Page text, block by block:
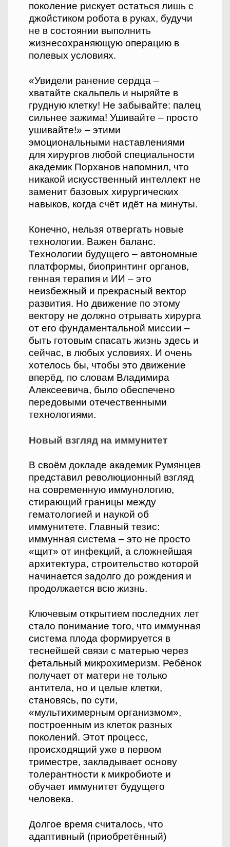
поколение рискует остаться лишь с
джойстиком робота в руках, будучи
не в состоянии выполнить
жизнесохраняющую операцию в
полевых условиях.
«Увидели ранение сердца –
хватайте скальпель и ныряйте в
грудную клетку! Не забывайте: палец
сильнее зажима! Ушивайте – просто
ушивайте!» – этими
эмоциональными наставлениями
для хирургов любой специальности
академик Порханов напомнил, что
никакой искусственный интеллект не
заменит базовых хирургических
навыков, когда счёт идёт на минуты.
Конечно, нельзя отвергать новые
технологии. Важен баланс.
Технологии будущего – автономные
платформы, биопринтинг органов,
генная терапия и ИИ – это
неизбежный и прекрасный вектор
развития. Но движение по этому
вектору не должно отрывать хирурга
от его фундаментальной миссии –
быть готовым спасать жизнь здесь и
сейчас, в любых условиях. И очень
хотелось бы, чтобы это движение
вперёд, по словам Владимира
Алексеевича, было обеспечено
передовыми отечественными
технологиями.
Новый взгляд на иммунитет
В своём докладе академик Румянцев
представил революционный взгляд
на современную иммунологию,
стирающий границы между
гематологией и наукой об
иммунитете. Главный тезис:
иммунная система – это не просто
«щит» от инфекций, а сложнейшая
архитектура, строительство которой
начинается задолго до рождения и
продолжается всю жизнь.
Ключевым открытием последних лет
стало понимание того, что иммунная
система плода формируется в
теснейшей связи с матерью через
фетальный микрохимеризм. Ребёнок
получает от матери не только
антитела, но и целые клетки,
становясь, по сути,
«мультихимерным организмом»,
построенным из клеток разных
поколений. Этот процесс,
происходящий уже в первом
триместре, закладывает основу
толерантности к микробиоте и
обучает иммунитет будущего
человека.
Долгое время считалось, что
адаптивный (приобретённый)